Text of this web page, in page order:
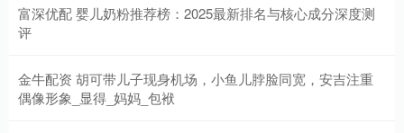
富深优配 婴儿奶粉推荐榜：2025最新排名与核心成分深度测
评
金牛配资 胡可带儿子现身机场，小鱼儿脖脸同宽，安吉注重
偶像形象_显得_妈妈_包袱